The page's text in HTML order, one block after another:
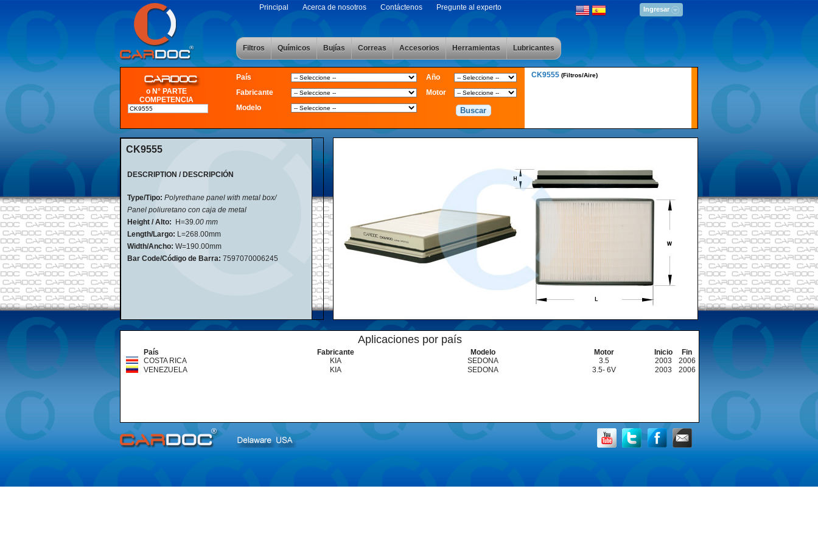
Principal Acerca de nosotros Contáctenos Pregunte al experto Ingresar
Filtros Químicos Bujías Correas Accesorios Herramientas Lubricantes
o N° PARTE
COMPETENCIA
País
Fabricante
Modelo
Año
Motor
CK9555 (Filtros/Aire)
CK9555
DESCRIPTION / DESCRIPCIÓN
Type/Tipo: Polyrethane panel with metal box/
Panel poliuretano con caja de metal
Height / Alto:
H=39.00 mm
Length/Largo: L=268.00mm
Width/Ancho: W=190.00mm
Bar Code/Código de Barra: 7597070006245
Aplicaciones por país
País Fabricante Modelo Motor Inicio
Fin
COSTA RICA
KIA SEDONA 3.5 2003
2006
VENEZUELA
KIA SEDONA 3.5- 6V 2003 2006